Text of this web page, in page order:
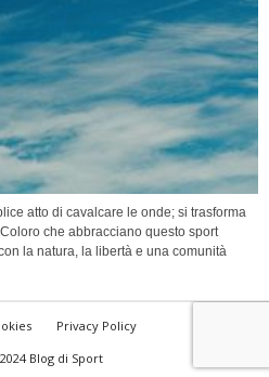
atto di cavalcare le onde; si trasforma
che abbracciano questo sport
la natura, la libertà e una comunità
Privacy Policy
Blog di Sport